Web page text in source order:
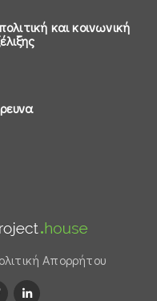
και κοινωνική
Απορρήτου